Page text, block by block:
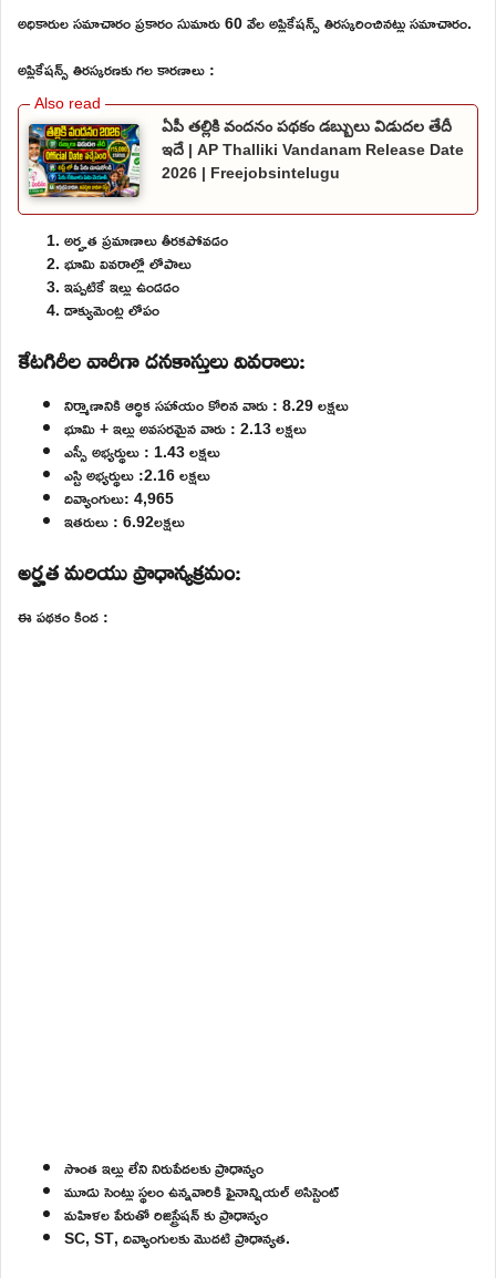
అధికారుల సమాచారం ప్రకారం సుమారు 60 వేల అప్లికేషన్స్ తిరస్కరించినట్లు సమాచారం.
అప్లికేషన్స్ తిరస్కరణకు గల కారణాలు :
ఏపీ తల్లికి వందనం పథకం డబ్బులు విడుదల తేదీ
ఇదే | AP Thalliki Vandanam Release Date
2026 | Freejobsintelugu
అర్హత ప్రమాణాలు తీరకపోవడం
భూమి వివరాల్లో లోపాలు
ఇప్పటికే ఇల్లు ఉండడం
డాక్యుమెంట్ల లోపం
కేటగిరీల వారీగా దనకాస్తులు వివరాలు:
నిర్మాణానికి ఆర్థిక సహాయం కోరిన వారు : 8.29 లక్షలు
భూమి + ఇల్లు అవసరమైన వారు : 2.13 లక్షలు
ఎస్సీ అభ్యర్థులు : 1.43 లక్షలు
ఎస్టి అభ్యర్థులు :2.16 లక్షలు
దివ్యాంగులు: 4,965
ఇతరులు : 6.92లక్షలు
అర్హత మరియు ప్రాధాన్యక్రమం:
ఈ పథకం కింద :
సొంత ఇల్లు లేని నిరుపేదలకు ప్రాధాన్యం
మూడు సెంట్లు స్థలం ఉన్నవారికి ఫైనాన్షియల్ అసిస్టెంట్
మహిళల పేరుతో రిజిస్ట్రేషన్ కు ప్రాధాన్యం
SC, ST, దివ్యాంగులకు మొదటి ప్రాధాన్యత.